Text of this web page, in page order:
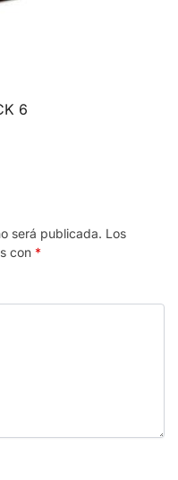
6
será publicada. Los
con *